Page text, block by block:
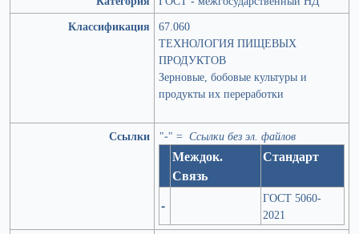
Классификация
67.060
ТЕХНОЛОГИЯ ПИЩЕВЫХ
ПРОДУКТОВ
Зерновые, бобовые культуры и
продукты их переработки
Ссылки "-" = Ссылки без эл. файлов
Междок.
Связь
Стандарт
-
ГОСТ 5060-
2021